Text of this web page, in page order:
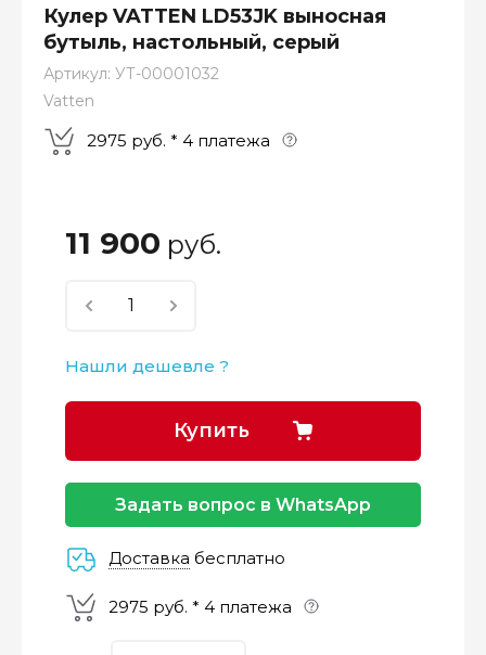
Кулер VATTEN LD53JK выносная
бутыль, настольный, серый
Артикул: УТ-00001032
Vatten
2975 руб. * 4 платежа
11 900 руб.
Нашли дешевле ?
Купить
Задать вопрос в WhatsApp
Доставка бесплатно
2975 руб. * 4 платежа
Оплатите сейчас только
сегодня
–
Через 2
недели
–
Через 4
недели
–
недель